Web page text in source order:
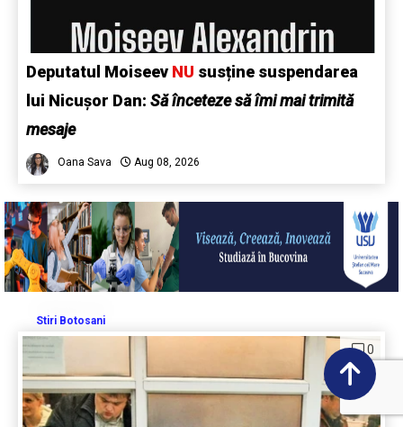
Deputatul Moiseev NU susține suspendarea
lui Nicușor Dan: Să înceteze să îmi mai trimită
mesaje
Oana Sava Aug 08, 2026
Stiri Botosani
0